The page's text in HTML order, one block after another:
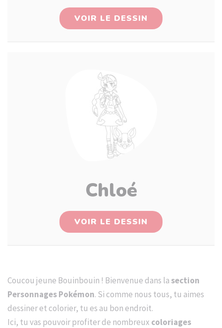
VOIR LE DESSIN
Chloé
VOIR LE DESSIN
Coucou jeune Bouinbouin ! Bienvenue dans la section
Personnages Pokémon. Si comme nous tous, tu aimes
dessiner et colorier, tu es au bon endroit.
Ici, tu vas pouvoir profiter de nombreux coloriages